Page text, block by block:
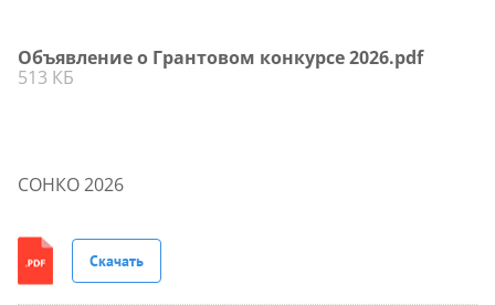
Объявление о Грантовом конкурсе 2026.pdf
513 КБ
СОНКО 2026
Скачать